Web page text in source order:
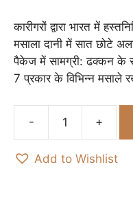
कारीगरों द्वारा भारत में
मसाला दानी में सात छोटे
पैकेज में सामग्री: ढक्कन के
7 प्रकार के विभिन्न मसाले
Pure
Add to Wishlist